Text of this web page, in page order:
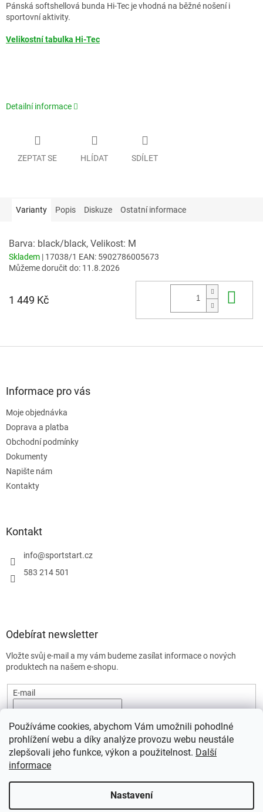
Používáme cookies, abychom Vám umožnili pohodlné
prohlížení webu a díky analýze provozu webu neustále
zlepšovali jeho funkce, výkon a použitelnost. Další
informace
Nastavení
Pánská softshellová bunda Hi-Tec je vhodná na běžné nošení i
sportovní aktivity.
Velikostní tabulka Hi-Tec
Detailní informace
ZEPTAT SE HLÍDAT SDÍLET
Varianty Popis Diskuze Ostatní informace
Barva: black/black, Velikost: M
Skladem | 17038/1 EAN: 5902786005673
Můžeme doručit do: 11.8.2026
1 449 Kč
Informace pro vás
Moje objednávka
Doprava a platba
Obchodní podmínky
Dokumenty
Napište nám
Kontakty
Kontakt
info@sportstart.cz
583 214 501
Odebírat newsletter
Vložte svůj e-mail a my vám budeme zasílat informace o nových
produktech na našem e-shopu.
E-mail
údajů.
PŘIHLÁSIT SE
Vytvořil Shoptet